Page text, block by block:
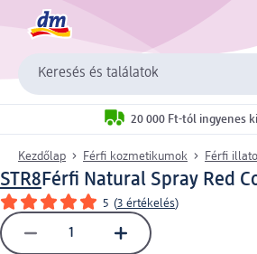
Keresés és találatok
20 000 Ft-tól ingyenes
Kezdőlap Férfi kozmetikumok Férfi
STR8Férfi Natural Spray Red
5 (3 értékelés)